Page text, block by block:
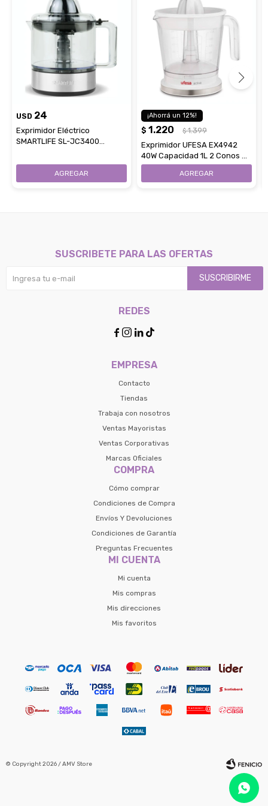
USD 24
Exprimidor Eléctrico
SMARTLIFE SL-JC3400
12
$ 1.220 $ 1.399
Exprimidor UFESA EX4942
40W Capacidad 1L 2 Conos De
Diferentes Tamaños
EMPRESA
Contacto
Tiendas
Trabaja con nosotros
Ventas Mayoristas
Ventas Corporativas
Marcas Oficiales
COMPRA
Cómo comprar
Condiciones de Compra
Envíos Y Devoluciones
Condiciones de Garantía
Preguntas Frecuentes
MI CUENTA
Mi cuenta
Mis compras
Mis direcciones
Mis favoritos
SUSCRIBETE PARA LAS OFERTAS
SUSCRIBIRME
REDES
   
© Copyright 2026 / AMV Store